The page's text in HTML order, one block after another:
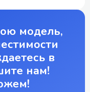
модель,
в
нам!